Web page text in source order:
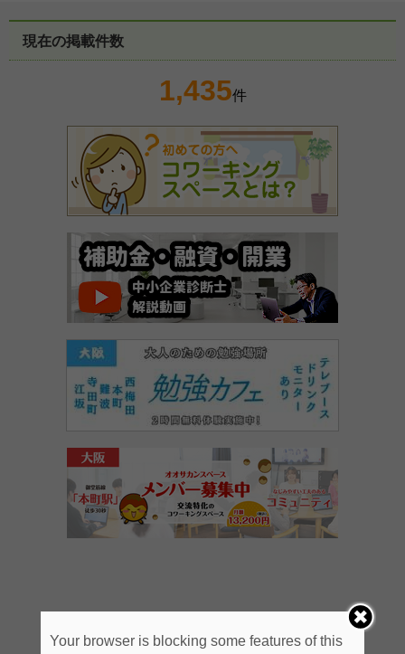
現在の掲載件数
1,435件
Your browser is blocking some features of this